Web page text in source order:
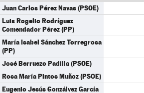
Juan Carlos Pérez Navas (PSOE)
Luis Rogelio Rodríguez
Comendador Pérez (PP)
María Isabel Sánchez Torregrosa
(PP)
José Berruezo Padilla (PSOE)
Rosa María Pintos Muñoz (PSOE)
Eugenio Jesús Gonzálvez García